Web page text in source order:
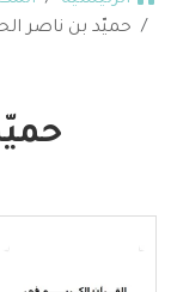
حميّد بن ناصر